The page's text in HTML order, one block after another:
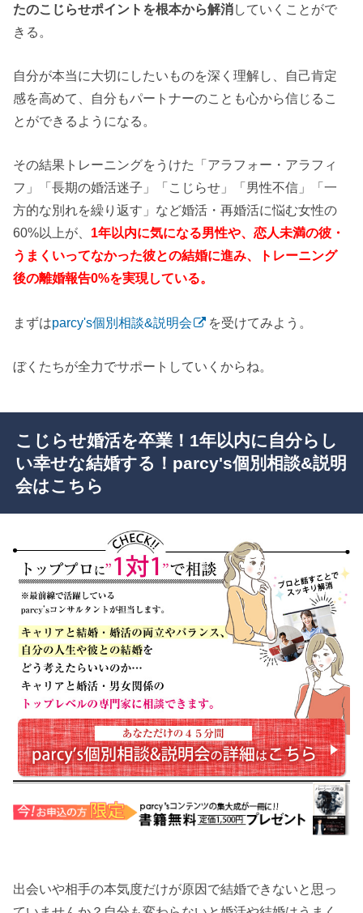
たのこじらせポイントを根本から解消していくことがで
きる。
自分が本当に大切にしたいものを深く理解し、自己肯定
感を高めて、自分もパートナーのことも心から信じるこ
とができるようになる。
その結果トレーニングをうけた「アラフォー・アラフィ
フ」「長期の婚活迷子」「こじらせ」「男性不信」「一
方的な別れを繰り返す」など婚活・再婚活に悩む女性の
60%以上が、 1年以内に気になる男性や、恋人未満の彼・
うまくいってなかった彼との結婚に進み、トレーニング
後の離婚報告0%を実現している。
まずはparcy's個別相談&説明会 を受けてみよう。
ぼくたちが全力でサポートしていくからね。
こじらせ婚活を卒業！1年以内に自分らし
い幸せな結婚する！parcy's個別相談&説明
会はこちら
出会いや相手の本気度だけが原因で結婚できないと思っ